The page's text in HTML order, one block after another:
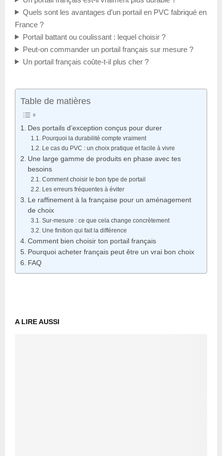
Quels sont les avantages d’un portail en PVC fabriqué en
France ?
Portail battant ou coulissant : lequel choisir ?
Peut-on commander un portail français sur mesure ?
Un portail français coûte-t-il plus cher ?
Table de matières
Des portails d’exception conçus pour durer
Pourquoi la durabilité compte vraiment
Le cas du PVC : un choix pratique et facile à vivre
Une large gamme de produits en phase avec tes
besoins
Comment choisir le bon type de portail
Les erreurs fréquentes à éviter
Le raffinement à la française pour un aménagement
de choix
Sur-mesure : ce que cela change concrètement
Une finition qui fait la différence
Comment bien choisir ton portail français
Pourquoi acheter français peut être un vrai bon choix
FAQ
A LIRE AUSSI